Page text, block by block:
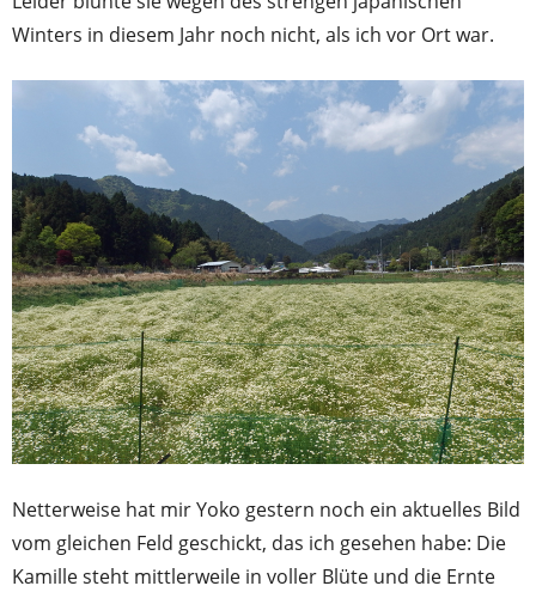
Winters in diesem Jahr noch nicht, als ich vor Ort war.
Netterweise hat mir Yoko gestern noch ein aktuelles Bild
vom gleichen Feld geschickt, das ich gesehen habe: Die
Kamille steht mittlerweile in voller Blüte und die Ernte